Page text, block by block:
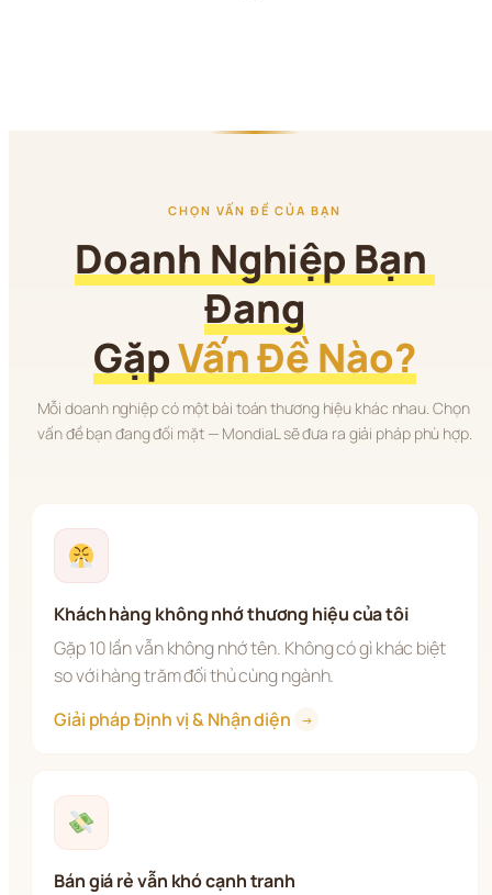
CHỌN VẤN ĐỀ CỦA BẠN
Doanh Nghiệp Bạn
Đang
Gặp Vấn Đề Nào?
Mỗi doanh nghiệp có một bài toán thương hiệu khác nhau. Chọn
vấn đề bạn đang đối mặt — MondiaL sẽ đưa ra giải pháp phù hợp.
Khách hàng không nhớ thương hiệu của tôi
Gặp 10 lần vẫn không nhớ tên. Không có gì khác biệt
so với hàng trăm đối thủ cùng ngành.
Giải pháp Định vị & Nhận diện
→
Bán giá rẻ vẫn khó cạnh tranh